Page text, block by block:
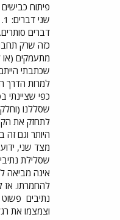
פיתוח כבישים
דברים
מתעמקים
שכתבתי
למרות הדרך
שסללנו
לתחזק את
היותר וגם זה
מצד שני,
שסלילת
אינה מביאה
להחמרתו. אז
נתיבים פשוט
וצמצמו את